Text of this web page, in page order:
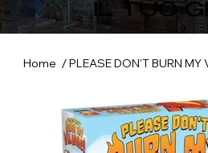
IL TUO
Home /PLEASE DON'T BURN MY